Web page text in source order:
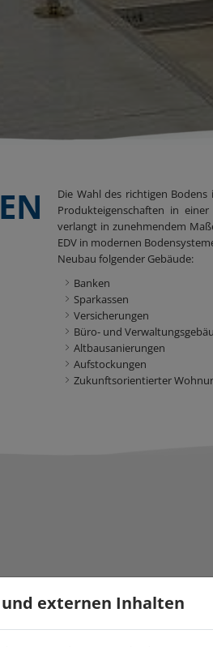
Die Wahl des richtigen
Produkteigenschaften in
verlangt in zunehmendem
EDV in modernen
Neubau folgender Gebäude:
Banken
Sparkassen
Versicherungen
Büro- und
Altbausanierungen
Aufstockungen
Zukunftsorientierter
Freiraum für Installationen.
nutzen. Sie erhalten somit mehr
und externen Inhalten